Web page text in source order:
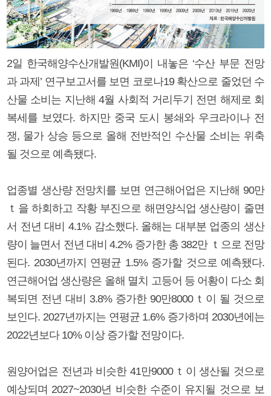
2일 한국해양수산개발원(KMI)이 내놓은 ‘수산 부문 전망
과 과제’ 연구보고서를 보면 코로나19 확산으로 줄었던 수
산물 소비는 지난해 4월 사회적 거리두기 전면 해제로 회
복세를 보였다. 하지만 중국 도시 봉쇄와 우크라이나 전
쟁, 물가 상승 등으로 올해 전반적인 수산물 소비는 위축
될 것으로 예측됐다.
업종별 생산량 전망치를 보면 연근해어업은 지난해 90만
ｔ을 하회하고 작황 부진으로 해면양식업 생산량이 줄면
서 전년 대비 4.1% 감소했다. 올해는 대부분 업종의 생산
량이 늘면서 전년 대비 4.2% 증가한 총 382만 ｔ으로 전망
된다. 2030년까지 연평균 1.5% 증가할 것으로 예측됐다.
연근해어업 생산량은 올해 멸치 고등어 등 어황이 다소 회
복되면 전년 대비 3.8% 증가한 90만8000ｔ이 될 것으로
보인다. 2027년까지는 연평균 1.6% 증가하며 2030년에는
2022년보다 10% 이상 증가할 전망이다.
원양어업은 전년과 비슷한 41만9000ｔ이 생산될 것으로
예상되며 2027~2030년 비슷한 수준이 유지될 것으로 보